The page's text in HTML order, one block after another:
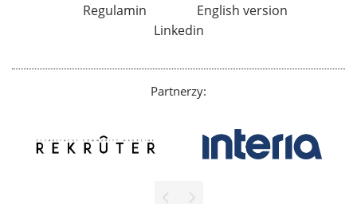
Regulamin
English version
Linkedin
Partnerzy: